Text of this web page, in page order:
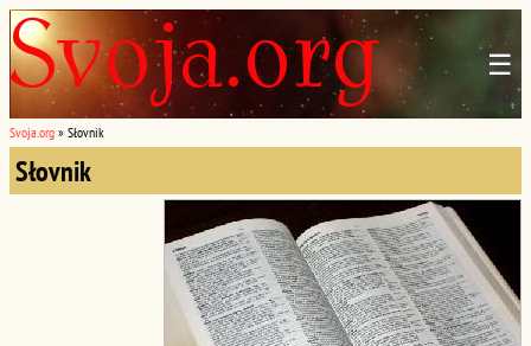
☰
Svoja.org » Słovnik
Słovnik